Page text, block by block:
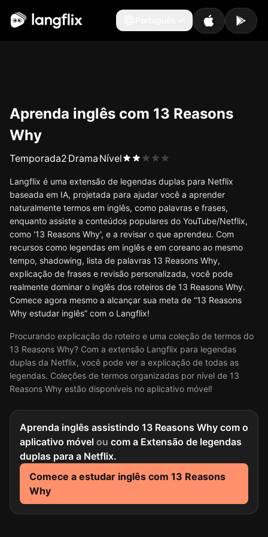
Português
Aprenda inglês com 13 Reasons
Why
Temporada2 Drama Nível
Langflix é uma extensão de legendas duplas para Netflix
baseada em IA, projetada para ajudar você a aprender
naturalmente termos em inglês, como palavras e frases,
enquanto assiste a conteúdos populares do YouTube/Netflix,
como '13 Reasons Why', e a revisar o que aprendeu. Com
recursos como legendas em inglês e em coreano ao mesmo
tempo, shadowing, lista de palavras 13 Reasons Why,
explicação de frases e revisão personalizada, você pode
realmente dominar o inglês dos roteiros de 13 Reasons Why.
Comece agora mesmo a alcançar sua meta de “13 Reasons
Why estudar inglês” com o Langflix!
Procurando explicação do roteiro e uma coleção de termos do
13 Reasons Why? Com a extensão Langflix para legendas
duplas da Netflix, você pode ver a explicação de todas as
legendas. Coleções de termos organizadas por nível de 13
Reasons Why estão disponíveis no aplicativo móvel!
Aprenda inglês assistindo 13 Reasons Why com o
aplicativo móvel ou com a Extensão de legendas
duplas para a Netflix.
Comece a estudar inglês com 13 Reasons
Why